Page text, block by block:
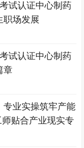
试认证中心制药
职场发展
试认证中心制药
章
专业实操筑牢产能
贴合产业现实专